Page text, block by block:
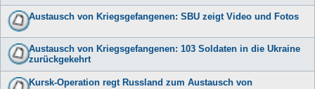
Austausch von Kriegsgefangenen: SBU zeigt Video und Fotos
Austausch von Kriegsgefangenen: 103 Soldaten in die Ukraine
zurückgekehrt
Kursk-Operation regt Russland zum Austausch von